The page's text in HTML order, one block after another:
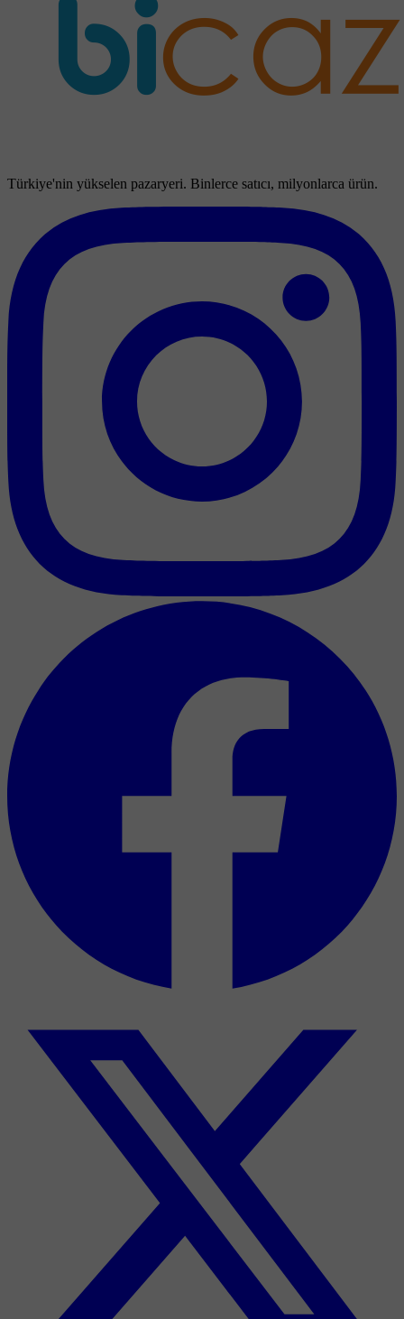
Türkiye'nin yükselen pazaryeri. Binlerce satıcı, milyonlarca ürün.